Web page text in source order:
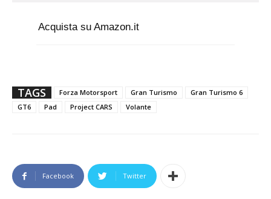
Acquista su Amazon.it
TAGS Forza Motorsport Gran Turismo
Gran Turismo 6
GT6
Pad Project CARS Volante
Facebook Twitter